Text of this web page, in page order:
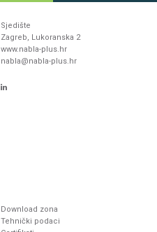
Sjedište
Zagreb, Lukoranska 2
www.nabla-plus.hr
nabla@nabla-plus.hr
Download zona
Tehnički podaci